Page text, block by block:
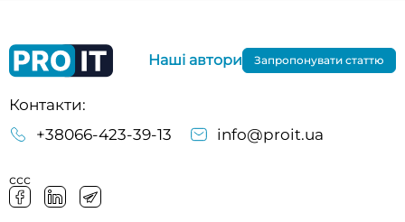
Контакти:
+38066-423-39-13
info@proit.ua
ссс
Наші автори Запропонувати статтю